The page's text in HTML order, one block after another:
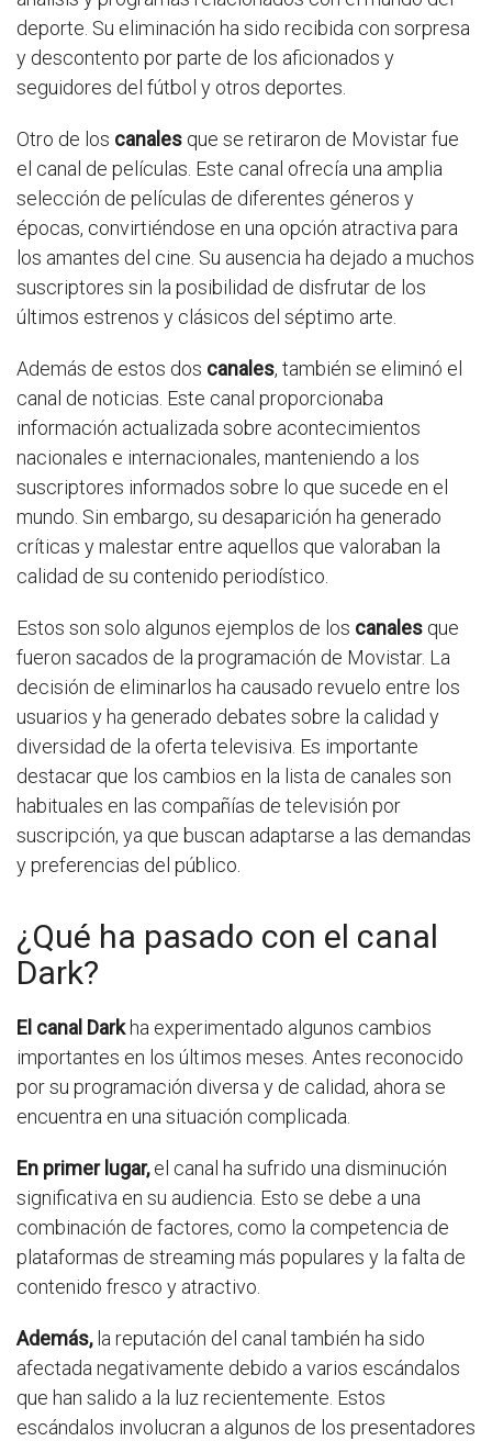
deporte. Su eliminación ha sido recibida con sorpresa
y descontento por parte de los aficionados y
seguidores del fútbol y otros deportes.
Otro de los canales que se retiraron de Movistar fue
el canal de películas. Este canal ofrecía una amplia
selección de películas de diferentes géneros y
épocas, convirtiéndose en una opción atractiva para
los amantes del cine. Su ausencia ha dejado a muchos
suscriptores sin la posibilidad de disfrutar de los
últimos estrenos y clásicos del séptimo arte.
Además de estos dos canales, también se eliminó el
canal de noticias. Este canal proporcionaba
información actualizada sobre acontecimientos
nacionales e internacionales, manteniendo a los
suscriptores informados sobre lo que sucede en el
mundo. Sin embargo, su desaparición ha generado
críticas y malestar entre aquellos que valoraban la
calidad de su contenido periodístico.
Estos son solo algunos ejemplos de los canales que
fueron sacados de la programación de Movistar. La
decisión de eliminarlos ha causado revuelo entre los
usuarios y ha generado debates sobre la calidad y
diversidad de la oferta televisiva. Es importante
destacar que los cambios en la lista de canales son
habituales en las compañías de televisión por
suscripción, ya que buscan adaptarse a las demandas
y preferencias del público.
¿Qué ha pasado con el canal
Dark?
El canal Darkha experimentado algunos cambios
importantes en los últimos meses. Antes reconocido
por su programación diversa y de calidad, ahora se
encuentra en una situación complicada.
En primer lugar,el canal ha sufrido una disminución
significativa en su audiencia. Esto se debe a una
combinación de factores, como la competencia de
plataformas de streaming más populares y la falta de
contenido fresco y atractivo.
Además,la reputación del canal también ha sido
afectada negativamente debido a varios escándalos
que han salido a la luz recientemente. Estos
escándalos involucran a algunos de los presentadores